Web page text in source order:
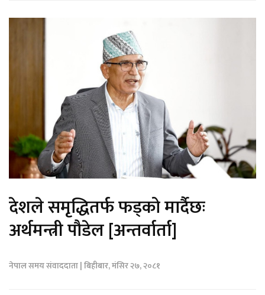
देशले समृद्धितर्फ फड्को मार्दैछः
अर्थमन्त्री पौडेल [अन्तर्वार्ता]
नेपाल समय संवाददाता | बिहीबार, मंसिर २७, २०८१